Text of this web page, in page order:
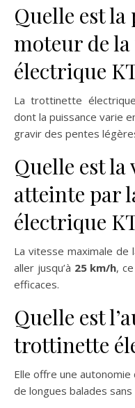
Quelle est la
moteur de
électrique
La trottinette
dont la puissance varie
gravir des pentes
Quelle est
atteinte par
électrique
La vitesse maximale
aller jusqu’à 25 km/h,
efficaces.
Quelle est
trottinette
Elle offre une autonomie
de longues balades